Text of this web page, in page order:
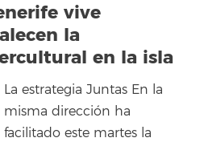
vive
la
en la isla
La estrategia Juntas En la
misma dirección ha
facilitado este martes la